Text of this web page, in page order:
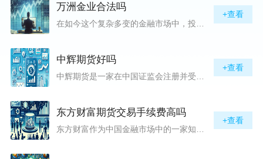
万洲金业合法吗
+查看
中辉期货好吗
+查看
东方财富期货交易手续费高吗
+查看